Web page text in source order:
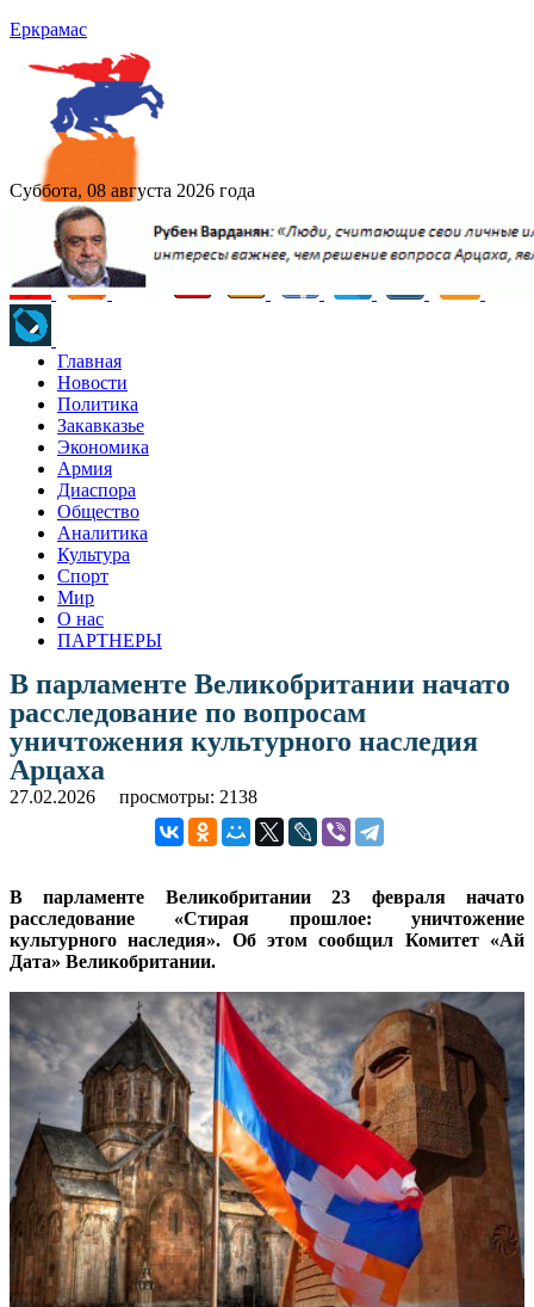
Еркрамас
Суббота, 08 августа 2026 года
Главная
Новости
Политика
Закавказье
Экономика
Армия
Диаспора
Общество
Аналитика
Культура
Спорт
Мир
О нас
ПАРТНЕРЫ
В парламенте Великобритании начато
расследование по вопросам
уничтожения культурного наследия
Арцаха
27.02.2026 просмотры: 2138
В парламенте Великобритании 23 февраля начато
расследование «Стирая прошлое: уничтожение
культурного наследия». Об этом сообщил Комитет «Ай
Дата» Великобритании.